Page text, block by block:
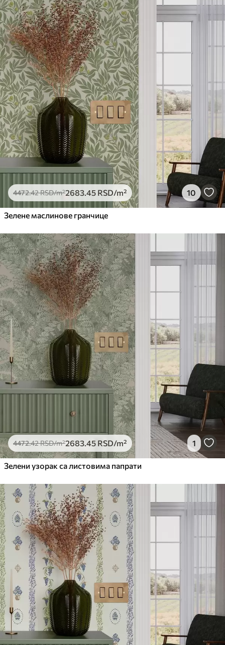
обрадом лакова могу се очистити
водом.
Метод примене Беспрекорна апликација
Доступни материјали
Стандард
4472.42 2683 .45RSD/m²
Премиум
5525.00 3315 .00RSD/m²
Премиум
6333.33 .00 RSD /m²
4472.42RSD/m²2683.45 RSD/m² 10
Зелене маслинове гранчице
4472.42RSD/m²2683.45 RSD/m² 1
Зелени узорак са листовима папрати